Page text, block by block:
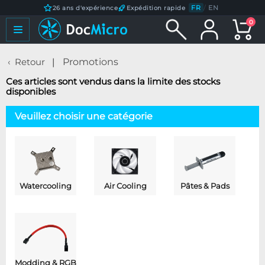
26 ans d'expérience Expédition rapide FR / EN
0
Retour Promotions
Ces articles sont vendus dans la limite des stocks
disponibles
Veuillez choisir une catégorie
Watercooling Air Cooling Pâtes & Pads
Modding & RGB